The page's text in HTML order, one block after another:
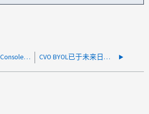
CVO 在 NetApp Console 中不断加载 CVO BYOL已于未来日期过期